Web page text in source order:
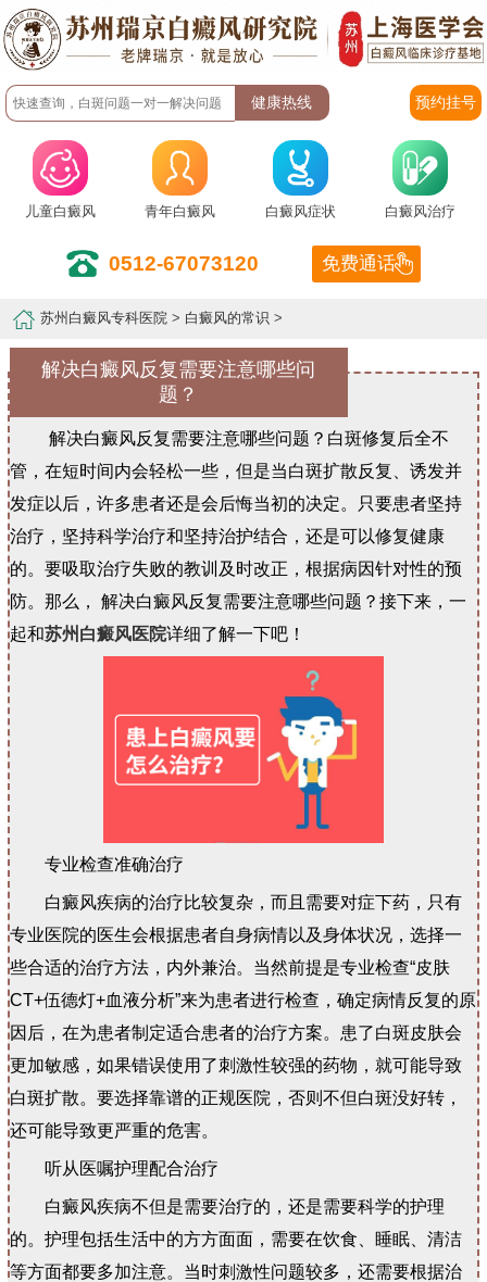
预约挂号
儿童白癜风 青年白癜风 白癜风症状 白癜风治疗
0512-67073120 免费通话
苏州白癜风专科医院 > 白癜风的常识 >
解决白癜风反复需要注意哪些问
题？
解决白癜风反复需要注意哪些问题？白斑修复后全不
管，在短时间内会轻松一些，但是当白斑扩散反复、诱发并
发症以后，许多患者还是会后悔当初的决定。只要患者坚持
治疗，坚持科学治疗和坚持治护结合，还是可以修复健康
的。要吸取治疗失败的教训及时改正，根据病因针对性的预
防。那么， 解决白癜风反复需要注意哪些问题？接下来，一
起和苏州白癜风医院详细了解一下吧！
专业检查准确治疗
白癜风疾病的治疗比较复杂，而且需要对症下药，只有
专业医院的医生会根据患者自身病情以及身体状况，选择一
些合适的治疗方法，内外兼治。当然前提是专业检查“皮肤
CT+伍德灯+血液分析”来为患者进行检查，确定病情反复的原
因后，在为患者制定适合患者的治疗方案。患了白斑皮肤会
更加敏感，如果错误使用了刺激性较强的药物，就可能导致
白斑扩散。要选择靠谱的正规医院，否则不但白斑没好转，
还可能导致更严重的危害。
听从医嘱护理配合治疗
白癜风疾病不但是需要治疗的，还是需要科学的护理
的。护理包括生活中的方方面面，需要在饮食、睡眠、清洁
等方面都要多加注意。当时刺激性问题较多，还需要根据治